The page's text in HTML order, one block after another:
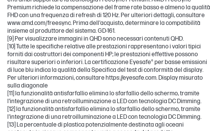
Premium richiede la compensazione del frame rate basso e almeno la qualità
FHD con una frequenza di refresh di 120 Hz. Per ulteriori dettagli, consultare
www.amd.com/freesync. Prima dell'acquisto, determinare la compatibilità
insieme al produttore del sistema. GD-161.
[9] Per visualizzare immagini in QHD sono necessari contenuti QHD.
[10] Tutte le specifiche relative alle prestazioni rappresentano i valori tipici
forniti dai costruttori dei componenti HP; le prestazioni effettive possono
risultare superiori o inferiori. La certificazione Eyesafe® per basse emissioni
di luce blu indica la qualità della Specifica del test di conformità del display.
Per ulteriori informazioni, consultare https://eyesafe.com. Display misurato
sulla diagonale
[11] la funzionalità antisfarfallio elimina lo sfarfallio dello schermo, tramite
l'integrazione di una retroilluminazione a LED con tecnologia DC Dimming.
[12] la funzionalità antisfarfallio elimina lo sfarfallio dello schermo, tramite
l'integrazione di una retroilluminazione a LED con tecnologia DC Dimming.
[13] La percentuale di plastica potenzialmente destinata agli oceani